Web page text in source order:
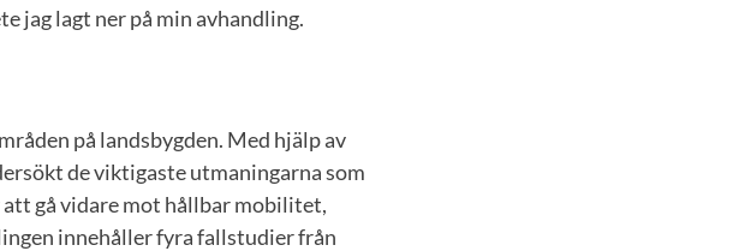
jag lagt ner på min avhandling.
på landsbygden. Med hjälp av
de viktigaste utmaningarna som
gå vidare mot hållbar mobilitet,
innehåller fyra fallstudier från